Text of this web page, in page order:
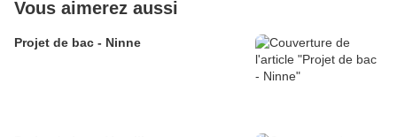
Vous aimerez aussi
Projet de bac - Ninne